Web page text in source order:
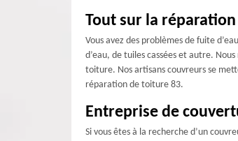
Tout sur la
Vous avez des problèmes de fuite
d’eau, de tuiles cassées et autre.
toiture. Nos artisans couvreurs se
réparation de toiture 83.
Entreprise de
Si vous êtes à la recherche d’un